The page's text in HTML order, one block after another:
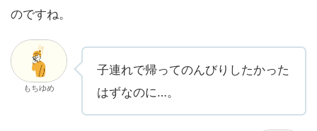
のですね。
もちゆめ
子連れで帰ってのんびりしたかった
はずなのに…。